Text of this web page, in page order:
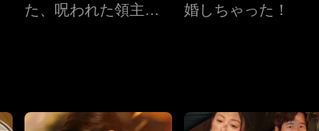
た、呪われた領主の
婚しちゃった！